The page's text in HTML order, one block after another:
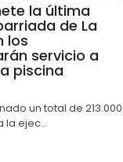
la última
de La
los
servicio a
piscina
un total de 213.000
la ejec...